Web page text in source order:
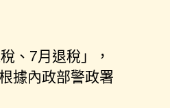
、7月退稅」，
據內政部警政署